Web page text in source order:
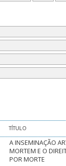
TÍTULO
A INSEMINAÇÃO
MORTEM E O
POR MORTE